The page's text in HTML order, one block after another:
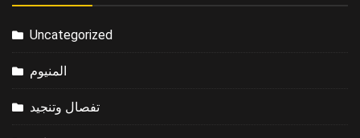
Uncategorized
المنيوم
تفصال وتنجيد